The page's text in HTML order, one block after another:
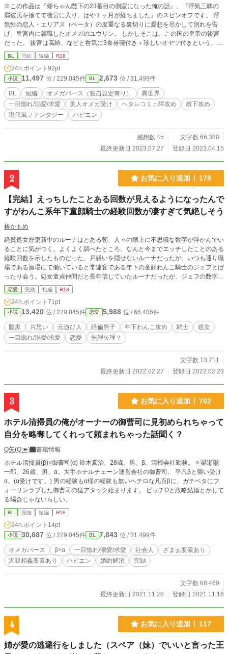
※この作品は『爺ちゃん陛下の23番目の側室になった俺の話』、『浮気三昧の
屑彼氏を捨てて後宮に入り、はや１ヶ月が経ちました』のスピンオフです。 浮
気性の恋人・エリアス（ベータ）の度重なる裏切りに愛想を尽かして別れを告
げ、皇宮内に就職したオメガのユウリン。 しかしそこは、この国の皇帝の後宮
だった。 後宮は高給、などと呑気に3食昼寝付き＋珍しいオヤツ付きという、楽
しくダラケた日々を送るユウリンだったが、１ヶ月ほどしたある日、突然の夜伽
の命が。 そして、その夜初めて出会った皇帝陛下は、ユウリンの想像をはるか
に裏切る人物だった。 兄さん女房的美人オメガ（♂）と、歳下ヘタレ陛下のイチ
ャラブ後宮ライフが始...まります。 ◆ユウリン（夕凛）・男性オメガ 20歳 長め
の黒髪 金茶の瞳 東洋系の美形 容姿は結構いい線いってる自覚あり ラクして儲け
たい・超面食い ◆隆慶 アルファ 和皇国135代皇帝 黒髪、青眼の隠れ超美形 ぴっ
ちぴちの18歳 コミュ障まっしぐら・すだれのような前髪で 顔を隠すヘタレ 書類
で上がってきたユウリンの顔画像がど真ん中でフォーリンラブ。だがヘタレゆ
の三男で明るく社交的な性格だが隆慶の独占欲により封印されて病み病み 体の
関係に持ち込まれかけて拒否＆国外逃亡 ※異世界ですが舞台はナーロッパでは
なく現代軸の後宮です。 ※『浮気三昧』と本作品は、『爺ちゃん』よりも後の
年代です。 ※本作品は他サイト様にも掲載しています。
BL 完結 短編 R18
24h.ポイント 92pt
小説 11,497 位 / 229,045件 BL 2,673 位 / 31,499件
BL 短編 オメガバース（独自設定有り）
異世界
一目惚れ/溺愛/求愛
美人オメガ受け ヘタレコミュ障攻め
歳下攻め
現代風ファンタジー
ハピエン
感想数 45
文字数 66,388
最終更新日 2023.07.27
登録日 2023.04.15
2 お気に入り追加 178
【完結】えっちしたことある回数が見えるようになったんで
すがわんこ系年下童顔騎士の経験回数が凄すぎて気絶しそう
椿かもめ
絶賛処女歴更新中のルーナはとある朝、人々の頭上に不思議な数字が浮かんでい
ることに気がつく。よくよく調べたところ、なんと今までエッチしたことのある
経験回数を示したものだった。戸惑いを隠せないルーナだったが、いつも通り職
場である酒場にて働いていると常連客である年下の童顔わんこ騎士のジェフとば
ったり会う。処女童貞仲間だと長年信じていたルーナだったが、ジェフの数字に
度肝を抜かされることとなった。──11809回。それは誰よりも飛び抜けて多い
回数で、衝撃を受けたルーナはジェフに対して不自然に接してしまう。そのこと
を疑問に思ったジェフはルーナを問い詰めるのだが、追い詰められたルーナがぽ
ろりと秘密をこぼしてしまったところジェフの様子がおかしくなり──。【童顔
わんこ系だけど実は腹黒の元遊び人騎士×真面目で初心な酒場の看板娘】全6
話。 ※ムーンでも掲載してます
恋愛 完結 短編 R18
24h.ポイント 71pt
小説 13,420 位 / 229,045件 恋愛 5,988 位 / 66,406件
腹黒 片思い 元遊び人 絶倫男子 年下わんこ攻め 騎士
処女
一目惚れ/溺愛/求愛
恋愛 無理矢理？
文字数 13,711
最終更新日 2022.02.27
登録日 2022.02.23
3 お気に入り追加 702
ホテル清掃員の俺がオーナーの御曹司に見初められちゃって
自分を略奪してくれって頼まれちゃった話聞く？
Q矢(Q.➽)
書籍情報
ホテル清掃員(β)×御曹司(α) 鈴木真治、28歳、男、β。清掃会社勤務。 × 梁瀬陽
一郎、26歳、男、α。大手ホテルチェーン運営会社の御曹司。 平凡βと襲い受け
α。(α受けです。) 男の経験もα様の経験も無いヘテロな凡百βに、ガチベタにフ
ォーリンラブした御曹司の猛アタック始まります。 ビッチΩと政略結婚とかして
る場合じゃないらしい。
BL 完結 短編 R18
24h.ポイント 14pt
小説 30,687 位 / 229,045件 BL 7,843 位 / 31,499件
オメガバース β×α 一目惚れ/溺愛/求愛 社会人
ざまぁ要素あり
近親相姦要素あり
ハピエン 婚約解消 完結
文字数 68,469
最終更新日 2021.11.28
登録日 2021.11.16
4 お気に入り追加 117
姉が愛の逃避行をしました（スペア（妹）でいいと言った王